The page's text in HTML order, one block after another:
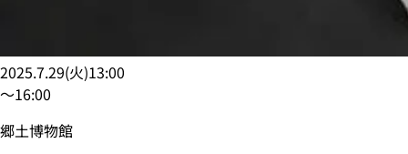
2025.7.29(火)13:00
〜16:00
郷土博物館